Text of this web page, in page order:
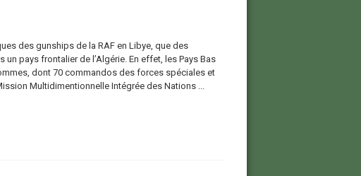
des gunships de la RAF en Libye, que des
pays frontalier de l’Algérie. En effet, les Pays Bas
dont 70 commandos des forces spéciales et
Multidimentionnelle Intégrée des Nations ...